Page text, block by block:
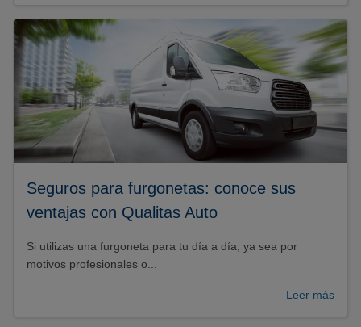
Seguros para furgonetas: conoce sus
ventajas con Qualitas Auto
Si utilizas una furgoneta para tu día a día, ya sea por
motivos profesionales o...
Leer más